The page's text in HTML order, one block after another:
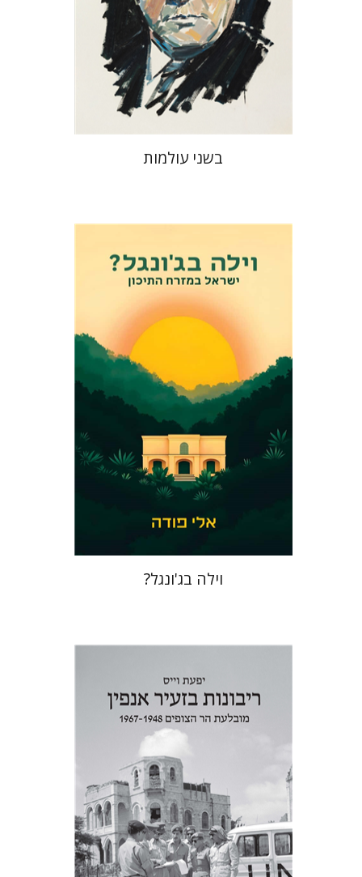
הנחת אתר ספר מודפס
$35
$32
בשני עולמות
אלי פודה
הנחת אתר ספר מודפס
$46
$41
וילה בג'ונגל?
יפעת וייס